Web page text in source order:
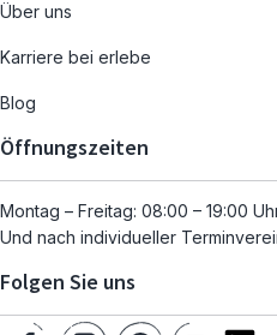
Über uns
Karriere bei erlebe
Blog
Öffnungszeiten
Montag – Freitag: 08:00 – 19:00
Und nach individueller
Folgen Sie uns